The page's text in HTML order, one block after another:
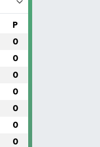
P
0
0
0
0
0
0
0